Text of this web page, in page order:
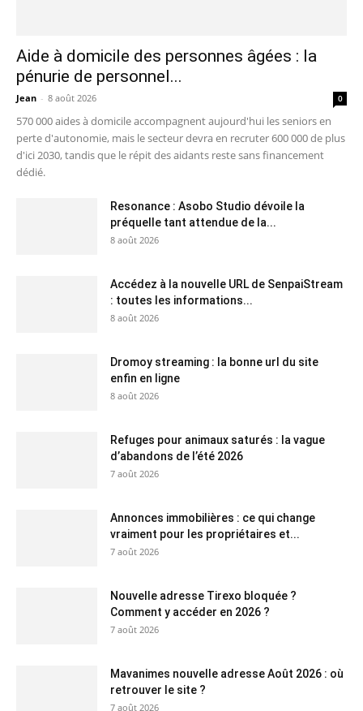
Aide à domicile des personnes âgées : la
pénurie de personnel...
Jean - 8 août 2026 0
570 000 aides à domicile accompagnent aujourd'hui les seniors en
perte d'autonomie, mais le secteur devra en recruter 600 000 de plus
d'ici 2030, tandis que le répit des aidants reste sans financement
dédié.
Resonance : Asobo Studio dévoile la
préquelle tant attendue de la...
8 août 2026
Accédez à la nouvelle URL de SenpaiStream
: toutes les informations...
8 août 2026
Dromoy streaming : la bonne url du site
enfin en ligne
8 août 2026
Refuges pour animaux saturés : la vague
d’abandons de l’été 2026
7 août 2026
Annonces immobilières : ce qui change
vraiment pour les propriétaires et...
7 août 2026
Nouvelle adresse Tirexo bloquée ?
Comment y accéder en 2026 ?
7 août 2026
Mavanimes nouvelle adresse Août 2026 : où
retrouver le site ?
7 août 2026